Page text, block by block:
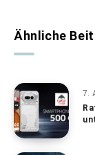
Ähnliche
7.